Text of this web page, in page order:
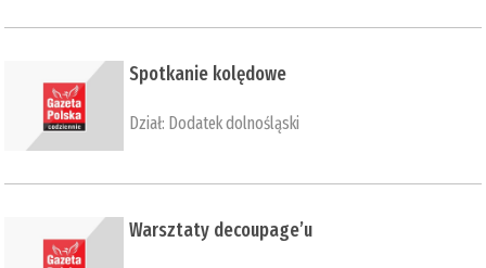
​Spotkanie kolędowe
Dział: Dodatek dolnośląski
​Warsztaty decoupage’u